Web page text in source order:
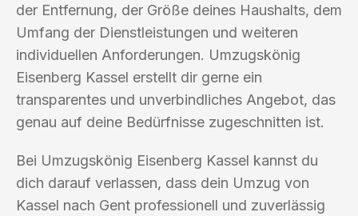
der Entfernung, der Größe deines Haushalts, dem
Umfang der Dienstleistungen und weiteren
individuellen Anforderungen. Umzugskönig
Eisenberg Kassel erstellt dir gerne ein
transparentes und unverbindliches Angebot, das
genau auf deine Bedürfnisse zugeschnitten ist.
Bei Umzugskönig Eisenberg Kassel kannst du
dich darauf verlassen, dass dein Umzug von
Kassel nach Gent professionell und zuverlässig